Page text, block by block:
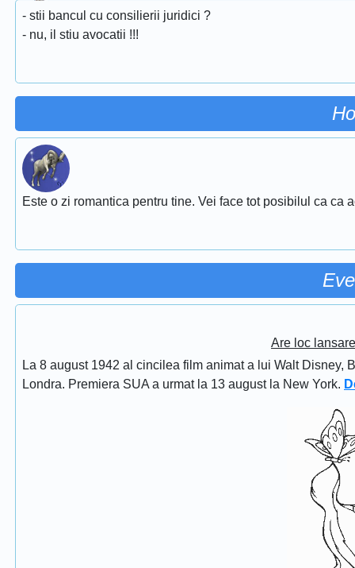
- stii bancul cu consilierii juridici ?
- nu, il stiu avocatii !!!
Este o zi romantica pentru tine. Vei face tot posibilul ca ca
Are loc
La 8 august 1942 al cincilea film animat a lui Walt
Londra. Premiera SUA a urmat la 13 august la New York.